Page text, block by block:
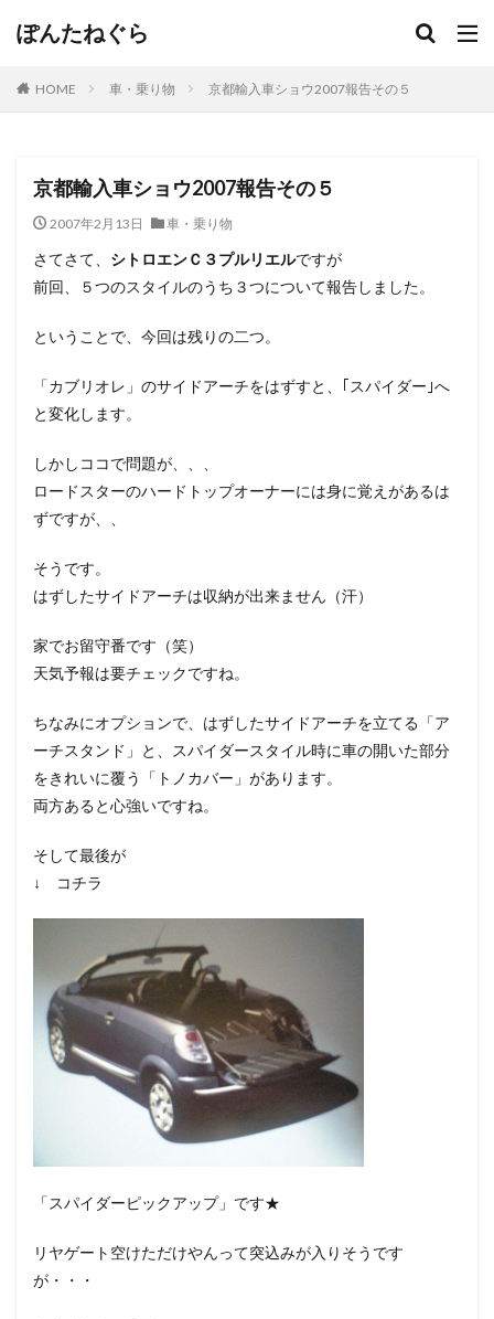
ぽんたねぐら
HOME 車・乗り物 京都輸入車ショウ2007報告その５
京都輸入車ショウ2007報告その５
2007年2月13日 車・乗り物
さてさて、 シトロエンＣ３プルリエルですが
前回、５つのスタイルのうち３つについて報告しました。
ということで、今回は残りの二つ。
「カブリオレ」のサイドアーチをはずすと、｢スパイダー｣へ
と変化します。
しかしココで問題が、、、
ロードスターのハードトップオーナーには身に覚えがあるは
ずですが、、
そうです。
はずしたサイドアーチは収納が出来ません（汗）
家でお留守番です（笑）
天気予報は要チェックですね。
ちなみにオプションで、はずしたサイドアーチを立てる「ア
ーチスタンド」と、スパイダースタイル時に車の開いた部分
をきれいに覆う「トノカバー」があります。
両方あると心強いですね。
そして最後が
↓ コチラ
「スパイダーピックアップ」です★
リヤゲート空けただけやんって突込みが入りそうです
が・・・